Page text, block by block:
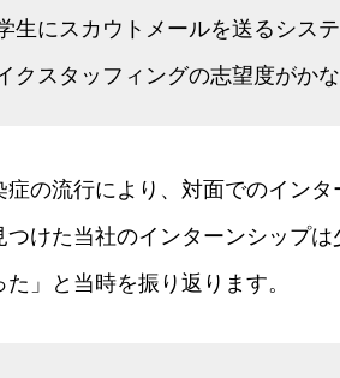
生にスカウトメールを送るシス
クスタッフィングの志望度がか
の流行により、対面でのイン
けた当社のインターンシップ
」と当時を振り返ります。